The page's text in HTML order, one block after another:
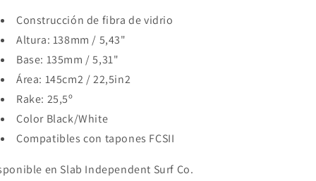
Construcción de fibra de vidrio
Altura: 138mm / 5,43"
Base: 135mm / 5,31"
Área: 145cm2 / 22,5in2
Rake: 25,5º
Color Black/White
Compatibles con tapones FCSII
en Slab Independent Surf Co.